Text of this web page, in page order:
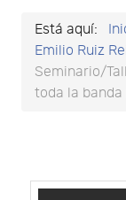
Está aquí:
Emilio Ruiz
Seminario/
toda la banda